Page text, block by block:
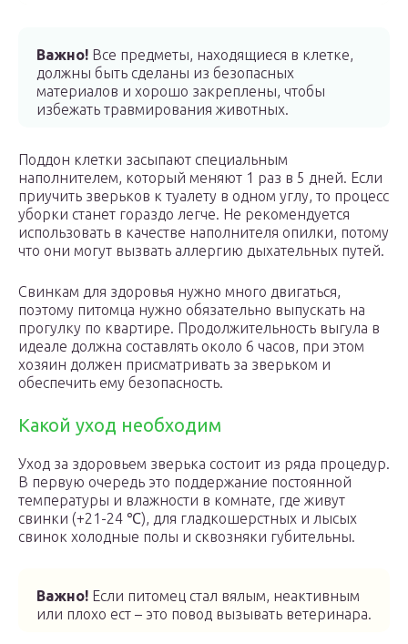
Важно! Все предметы, находящиеся в клетке,
должны быть сделаны из безопасных
материалов и хорошо закреплены, чтобы
избежать травмирования животных.
Поддон клетки засыпают специальным
наполнителем, который меняют 1 раз в 5 дней. Если
приучить зверьков к туалету в одном углу, то процесс
уборки станет гораздо легче. Не рекомендуется
использовать в качестве наполнителя опилки, потому
что они могут вызвать аллергию дыхательных путей.
Свинкам для здоровья нужно много двигаться,
поэтому питомца нужно обязательно выпускать на
прогулку по квартире. Продолжительность выгула в
идеале должна составлять около 6 часов, при этом
хозяин должен присматривать за зверьком и
обеспечить ему безопасность.
Какой уход необходим
Уход за здоровьем зверька состоит из ряда процедур.
В первую очередь это поддержание постоянной
температуры и влажности в комнате, где живут
свинки (+21-24 ℃), для гладкошерстных и лысых
свинок холодные полы и сквозняки губительны.
Важно! Если питомец стал вялым, неактивным
или плохо ест – это повод вызывать ветеринара.